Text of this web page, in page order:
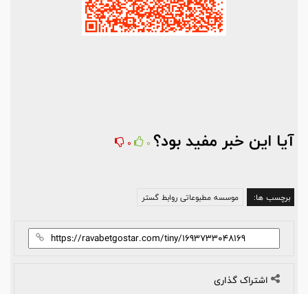
آیا این خبر مفید بود؟ 0
0
برچسب ها: موسسه مطبوعاتی روابط گستر
اشتراک گذاری